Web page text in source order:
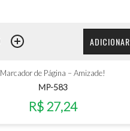
ADICIONAR
Marcador de Página – Amizade!
MP-583
R$ 27,24